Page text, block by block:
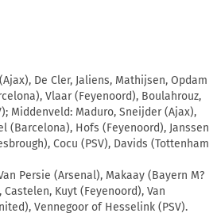
De Cler, Jaliens, Mathijsen, Opdam
Vlaar (Feyenoord), Boulahrouz,
Middenveld: Maduro, Sneijder (Ajax),
(Barcelona), Hofs (Feyenoord), Janssen
Cocu (PSV), Davids (Tottenham
Persie (Arsenal), Makaay (Bayern M?
Kuyt (Feyenoord), Van
Vennegoor of Hesselink (PSV).